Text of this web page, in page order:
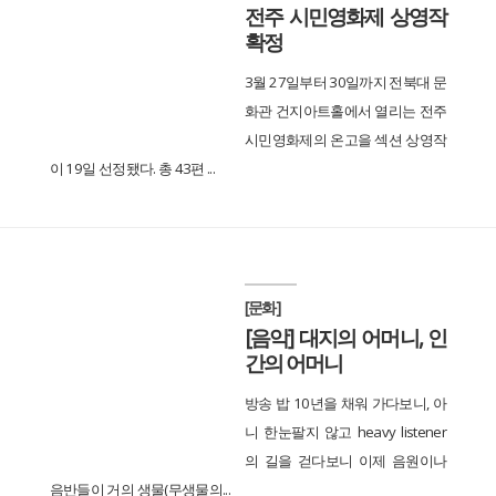
전주 시민영화제 상영작
확정
3월 27일부터 30일까지 전북대 문
화관 건지아트홀에서 열리는 전주
시민영화제의 온고을 섹션 상영작
이 19일 선정됐다. 총 43편 ...
[문화]
[음악] 대지의 어머니, 인
간의 어머니
방송 밥 10년을 채워 가다보니, 아
니 한눈팔지 않고 heavy listener
의 길을 걷다보니 이제 음원이나
음반들이 거의 생물(무생물의...